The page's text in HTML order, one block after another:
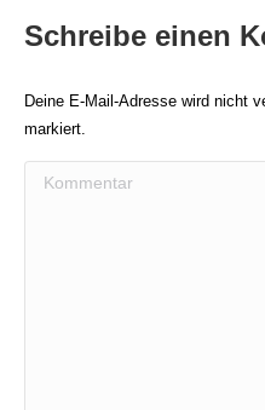
Schreibe einen
Deine E-Mail-Adresse wird nicht
markiert.
Kommentar